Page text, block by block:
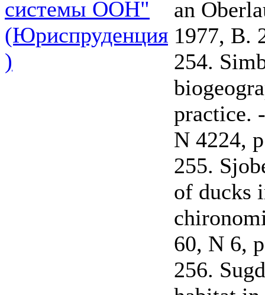
системы ООН"
(Юриспруденция
)
an
1977, B.
254.
practice.
N 4224,
255.
of ducks
60, N 6,
256.